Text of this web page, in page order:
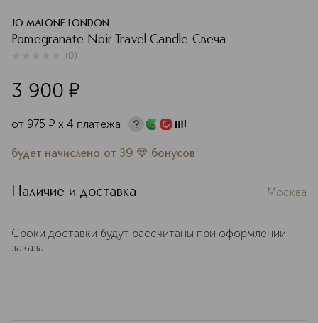
JO MALONE LONDON
Pomegranate Noir Travel Candle Свеча
(0)
3 900 ¤
от 975 ¤ х 4 платежа
будет начислено от 39 бонусов
Наличие и доставка Москва
Сроки доставки будут рассчитаны при оформлении
заказа